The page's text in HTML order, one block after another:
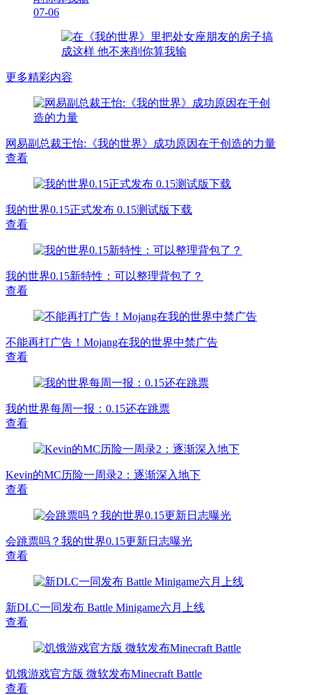
07-06
更多精彩内容
网易副总裁王怡:《我的世界》成功原因在于创造的力量
查看
我的世界0.15正式发布 0.15测试版下载
查看
我的世界0.15新特性：可以整理背包了？
查看
不能再打广告！Mojang在我的世界中禁广告
查看
我的世界每周一报：0.15还在跳票
查看
Kevin的MC历险一周录2：逐渐深入地下
查看
会跳票吗？我的世界0.15更新日志曝光
查看
新DLC一同发布 Battle Minigame六月上线
查看
饥饿游戏官方版 微软发布Minecraft Battle
查看